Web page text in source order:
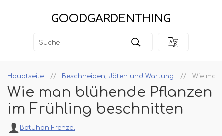
GOODGARDENTHING
Hauptseite Beschneiden, Jäten und Wartung Wie
Wie man blühende Pflanzen
im Frühling beschnitten
Batuhan Frenzel